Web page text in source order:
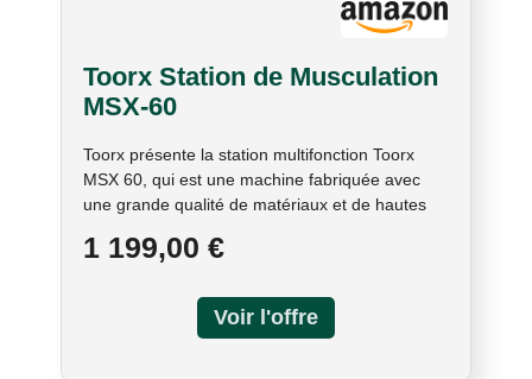
Toorx Station de Musculation
MSX-60
Toorx présente la station multifonction Toorx
MSX 60, qui est une machine fabriquée avec
une grande qualité de matériaux et de hautes
multifonction pèse 134 kg, avec des tubes en
principaux exercices réalisables sur la station
multifonction MSX 60 travaillent sur les zones
1 199,00 €